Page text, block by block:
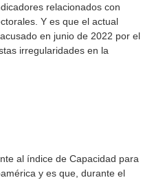
relacionados con
Y es que el actual
en junio de 2022 por el
irregularidades en la
al índice de Capacidad para
y es que, durante el